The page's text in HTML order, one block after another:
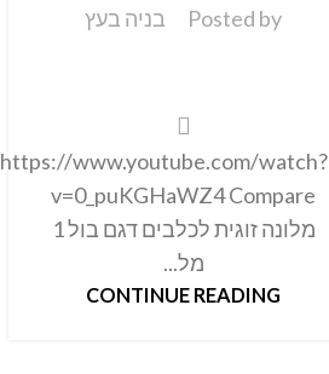
Posted by בניה בעץ
https://www.youtube.com/watch?
v=0_puKGHaWZ4 Compare
מלונה זוגית לכלבים דגם בול 1
מל...
CONTINUE READING